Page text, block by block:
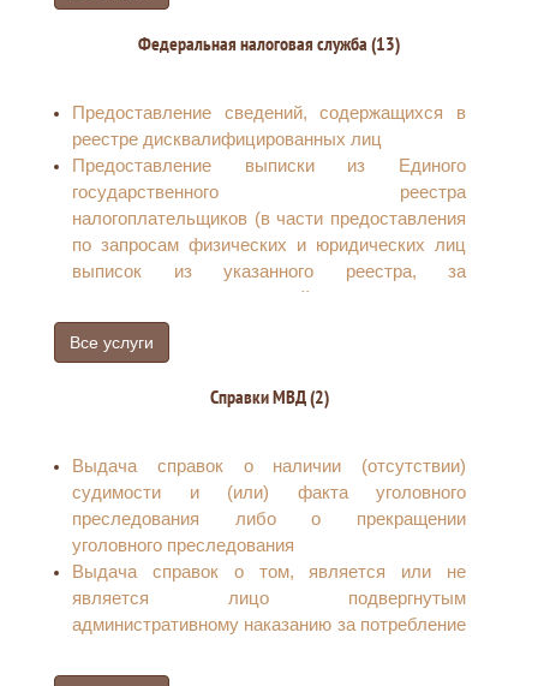
Федеральная налоговая служба (13)
Предоставление сведений, содержащихся в
реестре дисквалифицированных лиц
Предоставление выписки из Единого
государственного реестра
налогоплательщиков (в части предоставления
по запросам физических и юридических лиц
выписок из указанного реестра, за
исключением сведений, содержащих
налоговую тайну)
Предоставление сведений, содержащихся в
юридических лиц и Едином государственном
Прием заявления физического лица о выдаче
налогового уведомления
Бесплатное информирование (в том числе в
письменной форме) налогоплательщиков,
плательщиков сборов и налоговых агентов о
действующих налогах и сборах,
законодательстве Российской Федерации о
налогах и сборах и принятых в соответствии с
Все услуги
Справки МВД (2)
Выдача справок о наличии (отсутствии)
судимости и (или) факта уголовного
преследования либо о прекращении
уголовного преследования
Выдача справок о том, является или не
является лицо подвергнутым
административному наказанию за потребление
веществ без назначения врача либо новых